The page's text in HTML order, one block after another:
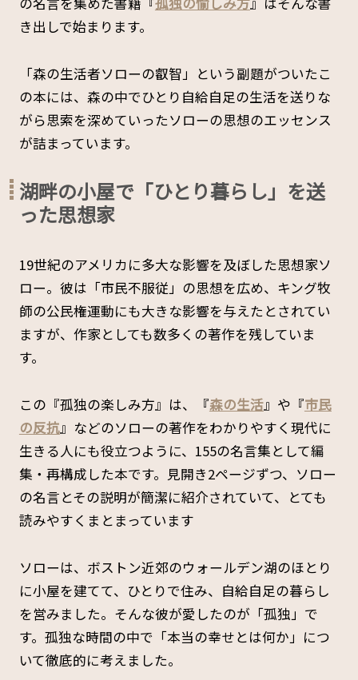
き出しで始まります。
「森の生活者ソローの叡智」という副題がついたこ
の本には、森の中でひとり自給自足の生活を送りな
がら思索を深めていったソローの思想のエッセンス
が詰まっています。
湖畔の小屋で「ひとり暮らし」を送
った思想家
19世紀のアメリカに多大な影響を及ぼした思想家ソ
ロー。彼は「市民不服従」の思想を広め、キング牧
師の公民権運動にも大きな影響を与えたとされてい
ますが、作家としても数多くの著作を残していま
す。
この『孤独の楽しみ方』は、『森の生活』や『市民
の反抗』などのソローの著作をわかりやすく現代に
生きる人にも役立つように、155の名言集として編
集・再構成した本です。見開き2ページずつ、ソロー
の名言とその説明が簡潔に紹介されていて、とても
読みやすくまとまっています
ソローは、ボストン近郊のウォールデン湖のほとり
に小屋を建てて、ひとりで住み、自給自足の暮らし
を営みました。そんな彼が愛したのが「孤独」で
す。孤独な時間の中で「本当の幸せとは何か」につ
いて徹底的に考えました。